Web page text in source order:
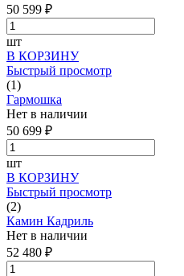
50 599 ₽
шт
В КОРЗИНУ
Быстрый просмотр
(1)
Гармошка
Нет в наличии
50 699 ₽
шт
В КОРЗИНУ
Быстрый просмотр
(2)
Камин Кадриль
Нет в наличии
52 480 ₽